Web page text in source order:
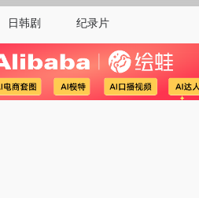
日韩剧 纪录片